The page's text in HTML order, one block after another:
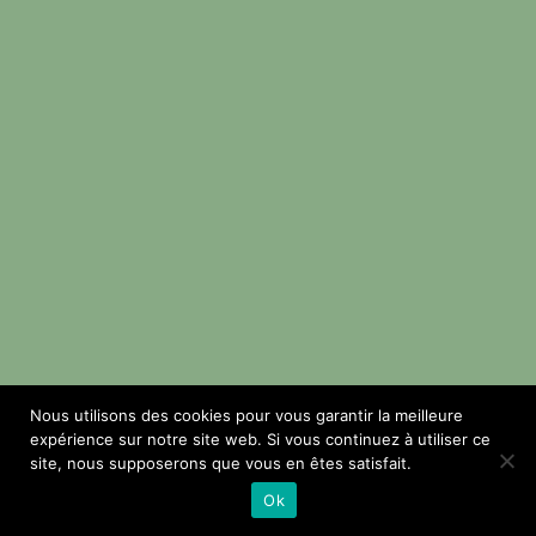
Nous utilisons des cookies pour vous garantir la meilleure
expérience sur notre site web. Si vous continuez à utiliser ce
site, nous supposerons que vous en êtes satisfait.
Ok